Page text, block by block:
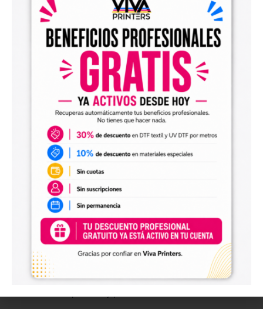
el archivo en tu programa de impresión y producirlo con tu
maquinaria DTF.
Diseños digitales para impresión UV DTF
También encontrarás diseños digitales para UV DTF
perfectos para personalizar vasos, botellas, termos, cajas,
envases, artículos promocionales y otras superficies rígidas
Estos diseños permiten incorporar nuevas opciones a tu
catálogo de personalización de objetos y preparar
producciones propias utilizando tu impresora UV DTF o tu
proveedor habitual de impresión.
Archivos digitales para negocios de
personalización
Comprar diseños digitales es una solución práctica para
profesionales que quieren ahorrar tiempo, renovar su
catálogo y ofrecer más variedad de productos a sus
clientes. Podrás escoger diseños de diferentes estilos,